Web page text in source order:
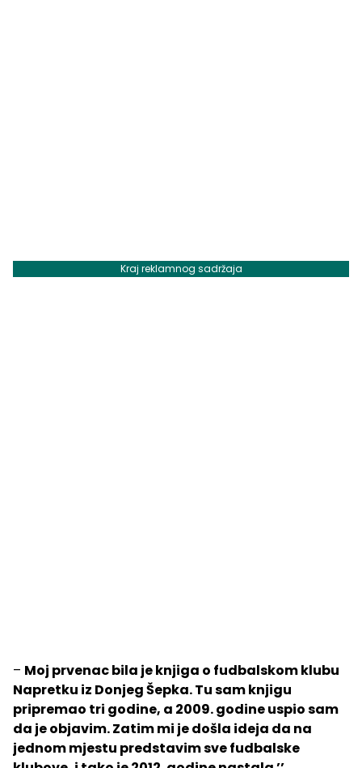
Kraj reklamnog sadržaja
– Moj prvenac bila je knjiga o fudbalskom klubu
Napretku iz Donjeg Šepka. Tu sam knjigu
pripremao tri godine, a 2009. godine uspio sam
da je objavim. Zatim mi je došla ideja da na
jednom mjestu predstavim sve fudbalske